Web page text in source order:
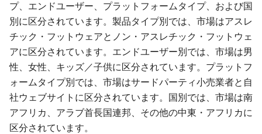
プ、エンドユーザー、プラットフォームタイプ、および国
別に区分されています。製品タイプ別では、市場はアスレ
チック・フットウェアとノン・アスレチック・フットウェ
アに区分されています。エンドユーザー別では、市場は男
性、女性、キッズ／子供に区分されています。プラットフ
ォームタイプ別では、市場はサードパーティ小売業者と自
社ウェブサイトに区分されています。国別では、市場は南
アフリカ、アラブ首長国連邦、その他の中東・アフリカに
区分されています。